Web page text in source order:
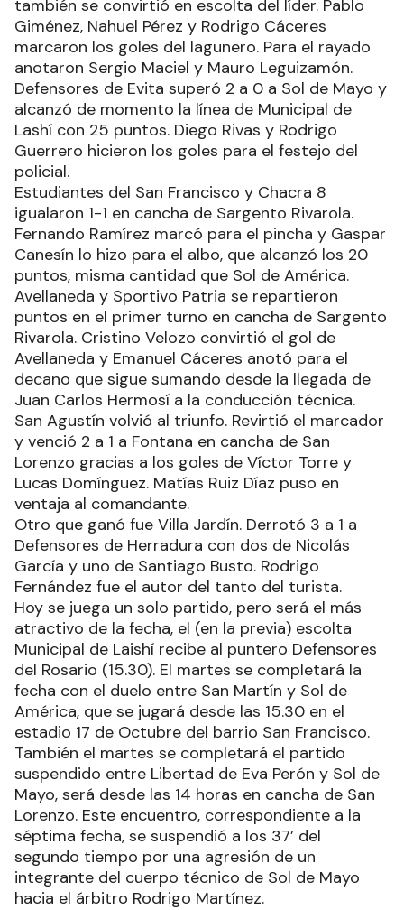
también se convirtió en escolta del líder. Pablo
Giménez, Nahuel Pérez y Rodrigo Cáceres
marcaron los goles del lagunero. Para el rayado
anotaron Sergio Maciel y Mauro Leguizamón.
Defensores de Evita superó 2 a 0 a Sol de Mayo y
alcanzó de momento la línea de Municipal de
Lashí con 25 puntos. Diego Rivas y Rodrigo
Guerrero hicieron los goles para el festejo del
policial.
Estudiantes del San Francisco y Chacra 8
igualaron 1-1 en cancha de Sargento Rivarola.
Fernando Ramírez marcó para el pincha y Gaspar
Canesín lo hizo para el albo, que alcanzó los 20
puntos, misma cantidad que Sol de América.
Avellaneda y Sportivo Patria se repartieron
puntos en el primer turno en cancha de Sargento
Rivarola. Cristino Velozo convirtió el gol de
Avellaneda y Emanuel Cáceres anotó para el
decano que sigue sumando desde la llegada de
Juan Carlos Hermosí a la conducción técnica.
San Agustín volvió al triunfo. Revirtió el marcador
y venció 2 a 1 a Fontana en cancha de San
Lorenzo gracias a los goles de Víctor Torre y
Lucas Domínguez. Matías Ruiz Díaz puso en
ventaja al comandante.
Otro que ganó fue Villa Jardín. Derrotó 3 a 1 a
Defensores de Herradura con dos de Nicolás
García y uno de Santiago Busto. Rodrigo
Fernández fue el autor del tanto del turista.
Hoy se juega un solo partido, pero será el más
atractivo de la fecha, el (en la previa) escolta
Municipal de Laishí recibe al puntero Defensores
del Rosario (15.30). El martes se completará la
fecha con el duelo entre San Martín y Sol de
América, que se jugará desde las 15.30 en el
estadio 17 de Octubre del barrio San Francisco.
También el martes se completará el partido
suspendido entre Libertad de Eva Perón y Sol de
Mayo, será desde las 14 horas en cancha de San
Lorenzo. Este encuentro, correspondiente a la
séptima fecha, se suspendió a los 37’ del
segundo tiempo por una agresión de un
integrante del cuerpo técnico de Sol de Mayo
hacia el árbitro Rodrigo Martínez.